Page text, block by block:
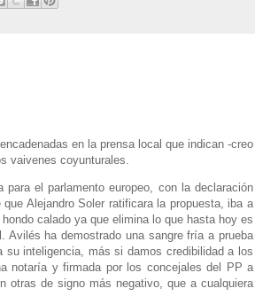
en la prensa local que indican -creo
vaivenes coyunturales.
el parlamento europeo, con la declaración
Alejandro Soler ratificara la propuesta, iba a
calado ya que elimina lo que hasta hoy es
ha demostrado una sangre fría a prueba
inteligencia, más si damos credibilidad a los
notaría y firmada por los concejales del PP a
otras de signo más negativo, que a cualquiera